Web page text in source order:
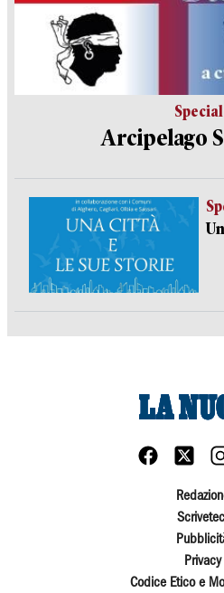
Arcipelago
Privacy
Codice Etico e